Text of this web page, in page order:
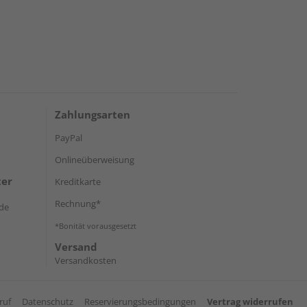
Zahlungsarten
PayPal
Onlineüberweisung
Kreditkarte
Rechnung*
*Bonität vorausgesetzt
Versand
Versandkosten
Datenschutz Reservierungsbedingungen Vertrag widerrufen